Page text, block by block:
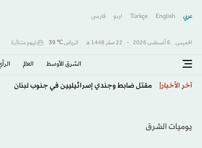
عربي English
Türkçe اردو فارسى
الخميس, 6 أغسطس 2026 - 22 صفَر 1448 هـ الرياض℃
39 غيوم متناثرة
الشرق الأوسط​ العالم
آخر الأخبار ترمب يهاجم الديمقراطيين والسيد بعد انتخابات
يوميات الشرق